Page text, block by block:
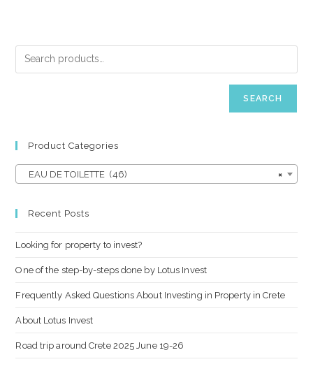
SEARCH
Product Categories
×
EAU DE TOILETTE (46)
Recent Posts
Looking for property to invest?
One of the step-by-steps done by Lotus Invest
Frequently Asked Questions About Investing in Property in Crete
About Lotus Invest
Road trip around Crete 2025 June 19-26